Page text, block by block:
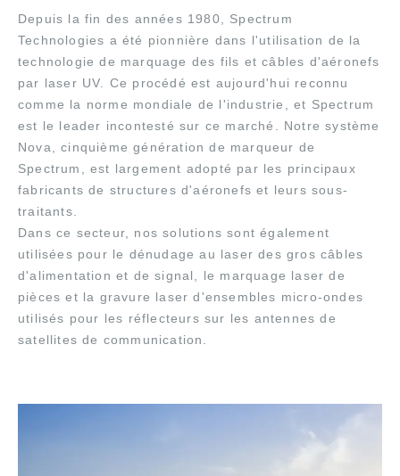
Depuis la fin des années 1980, Spectrum
Technologies a été pionnière dans l'utilisation de la
technologie de marquage des fils et câbles d'aéronefs
par laser UV. Ce procédé est aujourd'hui reconnu
comme la norme mondiale de l'industrie, et Spectrum
est le leader incontesté sur ce marché. Notre système
Nova, cinquième génération de marqueur de
Spectrum, est largement adopté par les principaux
fabricants de structures d'aéronefs et leurs sous-
traitants.
Dans ce secteur, nos solutions sont également
utilisées pour le dénudage au laser des gros câbles
d'alimentation et de signal, le marquage laser de
pièces et la gravure laser d'ensembles micro-ondes
utilisés pour les réflecteurs sur les antennes de
satellites de communication.